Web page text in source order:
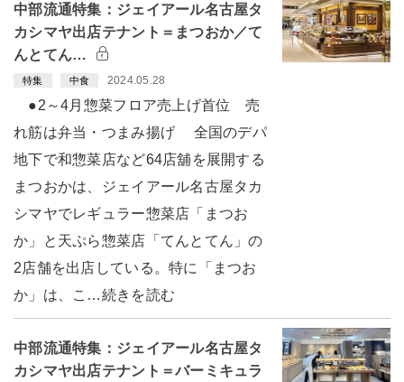
中部流通特集：ジェイアール名古屋タ
カシマヤ出店テナント＝まつおか／て
んとてん…
特集 中食 2024.05.28
●2～4月惣菜フロア売上げ首位 売
れ筋は弁当・つまみ揚げ 全国のデパ
地下で和惣菜店など64店舖を展開する
まつおかは、ジェイアール名古屋タカ
シマヤでレギュラー惣菜店「まつお
か」と天ぷら惣菜店「てんとてん」の
2店舗を出店している。特に「まつお
か」は、こ…続きを読む
中部流通特集：ジェイアール名古屋タ
カシマヤ出店テナント＝バーミキュラ